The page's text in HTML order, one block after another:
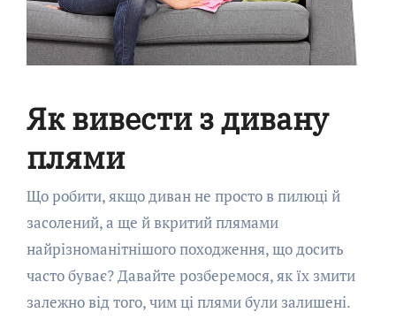
Як вивести з дивану
плями
Що робити, якщо диван не просто в пилюці й
засолений, а ще й вкритий плямами
найрізноманітнішого походження, що досить
часто буває? Давайте розберемося, як їх змити
залежно від того, чим ці плями були залишені.